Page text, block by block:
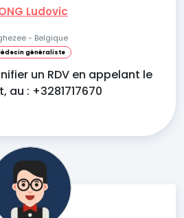
Ludovic
- Belgique
généraliste
un RDV en appelant le
au : +3281717670